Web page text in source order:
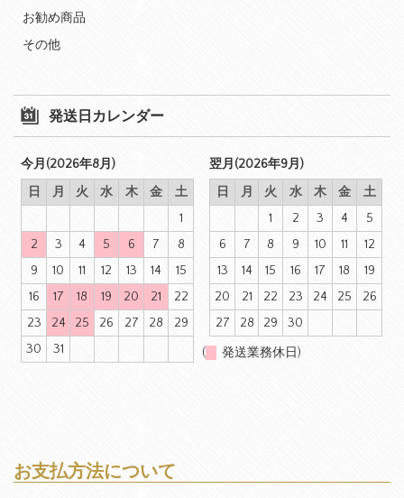
お勧め商品
その他
発送日カレンダー
今月(2026年8月)
日
月 火 水 木 金
土
1
2
3 4 5 6 7
8
9
10 11 12 13 14
15
16
17 18 19 20 21
22
23
24 25 26 27 28
29
30
31
翌月(2026年9月)
日
月 火 水 木 金
土
1
2 3 4
5
6
7 8 9 10 11
12
13
14 15 16 17 18
19
20
21 22 23 24 25
26
27
28 29 30
( 発送業務休日)
お支払方法について